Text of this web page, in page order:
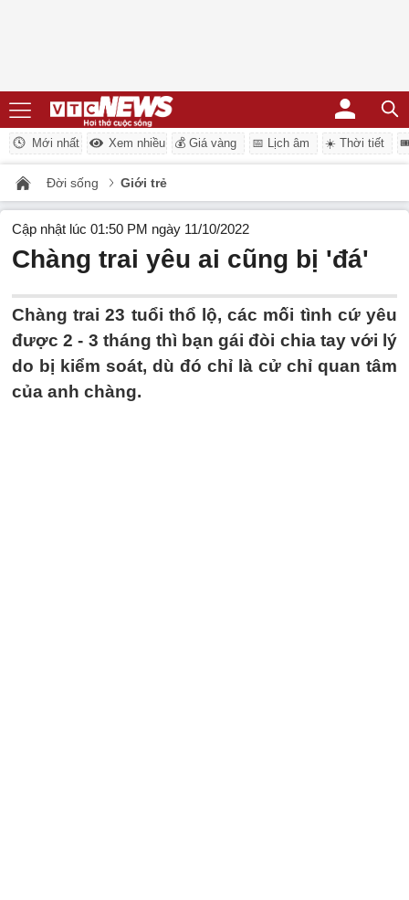
Mới nhất Xem nhiều 💰 Giá vàng 📅 Lịch âm ☀️ Thời tiết
Đời sống Giới trẻ
Cập nhật lúc 01:50 PM ngày 11/10/2022
Chàng trai yêu ai cũng bị 'đá'
Chàng trai 23 tuổi thổ lộ, các mối tình cứ yêu
được 2 - 3 tháng thì bạn gái đòi chia tay với lý
do bị kiểm soát, dù đó chỉ là cử chỉ quan tâm
của anh chàng.